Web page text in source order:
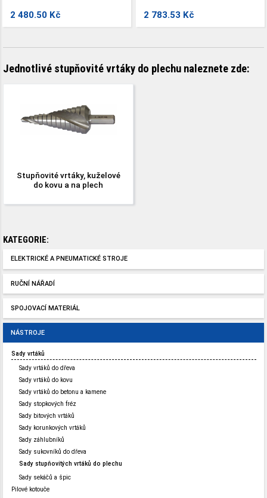
2 480.50 Kč 2 783.53 Kč
Jednotlivé stupňovité vrtáky do plechu naleznete zde:
Stupňovité vrtáky, kuželové
do kovu a na plech
KATEGORIE:
ELEKTRICKÉ A PNEUMATICKÉ STROJE
RUČNÍ NÁŘADÍ
SPOJOVACÍ MATERIÁL
NÁSTROJE
Sady vrtáků
Sady vrtáků do dřeva
Sady vrtáků do kovu
Sady vrtáků do betonu a kamene
Sady stopkových fréz
Sady bitových vrtáků
Sady korunkových vrtáků
Sady záhlubníků
Sady sukovníků do dřeva
Sady stupňovitých vrtáků do plechu
Sady sekáčů a špic
Pilové kotouče